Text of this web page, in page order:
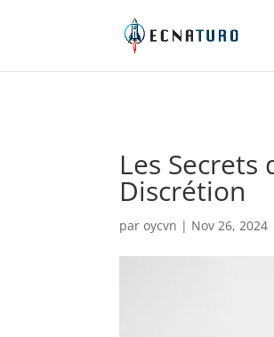
Les
Discrétion
paroycvn | Nov 26, 2024